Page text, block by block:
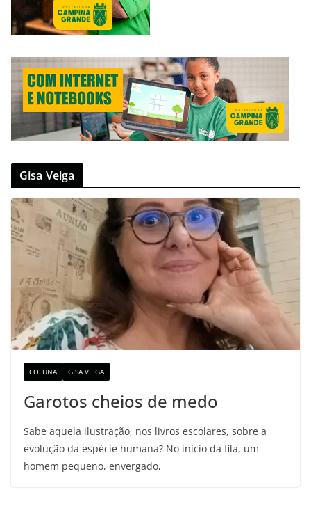
Gisa Veiga
COLUNA GISA VEIGA
Garotos cheios de medo
Sabe aquela ilustração, nos livros escolares, sobre a
evolução da espécie humana? No início da fila, um
homem pequeno, envergado,